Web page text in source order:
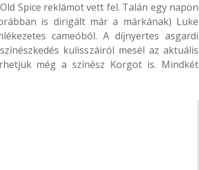
Spice reklámot vett fel. Talán egy napon
is dirigált már a márkának) Luke
cameóból. A díjnyertes asgardi
kulisszáiról mesél az aktuális
még a színész Korgot is. Mindkét